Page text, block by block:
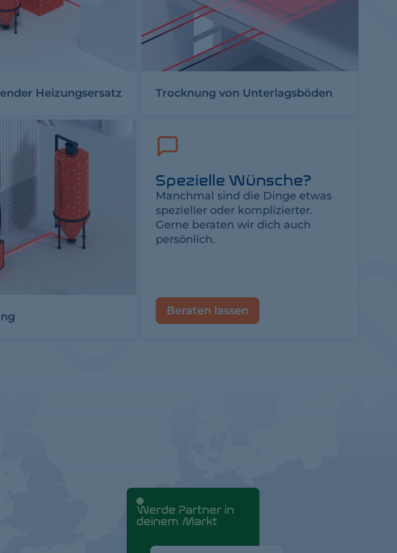
Heizungsersatz Trocknung von Unterlagsböden
Spezielle Wünsche?
Manchmal sind die Dinge etwas
spezieller oder komplizierter.
Gerne beraten wir dich auch
persönlich.
Beraten lassen
Werde Partner in
deinem Markt